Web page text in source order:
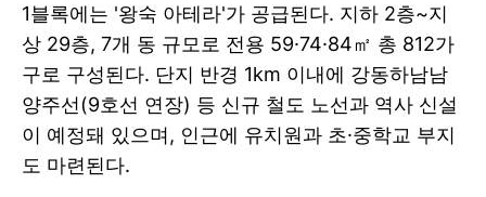
1블록에는 '왕숙 아테라'가 공급된다. 지하 2층~지
상 29층, 7개 동 규모로 전용 59·74·84㎡ 총 812가
구로 구성된다. 단지 반경 1km 이내에 강동하남남
양주선(9호선 연장) 등 신규 철도 노선과 역사 신설
이 예정돼 있으며, 인근에 유치원과 초·중학교 부지
도 마련된다.